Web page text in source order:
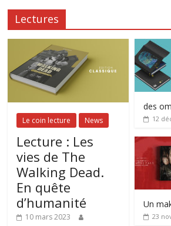
Lectures
Le coin lecture News
Lecture : Les
vies de The
Walking Dead.
En quête
d’humanité
10 mars 2023
des
12
Un
23